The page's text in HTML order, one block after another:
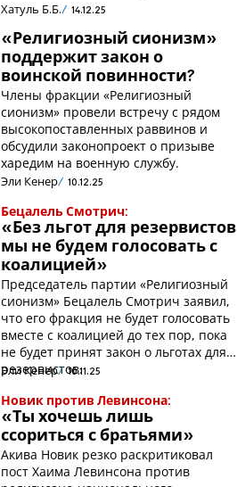
Хатуль Б.Б. 14.12.25
«Религиозный сионизм»
поддержит закон о
воинской повинности?
Члены фракции «Религиозный
сионизм» провели встречу с рядом
высокопоставленных раввинов и
обсудили законопроект о призыве
харедим на военную службу.
Эли Кенер 10.12.25
Бецалель Смотрич:
«Без льгот для резервистов
мы не будем голосовать с
коалицией»
Председатель партии «Религиозный
сионизм» Бецалель Смотрич заявил,
что его фракция не будет голосовать
вместе с коалицией до тех пор, пока
не будет принят закон о льготах для
резервистов.
Эли Кенер 10.11.25
Новик против Левинсона:
«Ты хочешь лишь
ссориться с братьями»
Акива Новик резко раскритиковал
пост Хаима Левинсона против